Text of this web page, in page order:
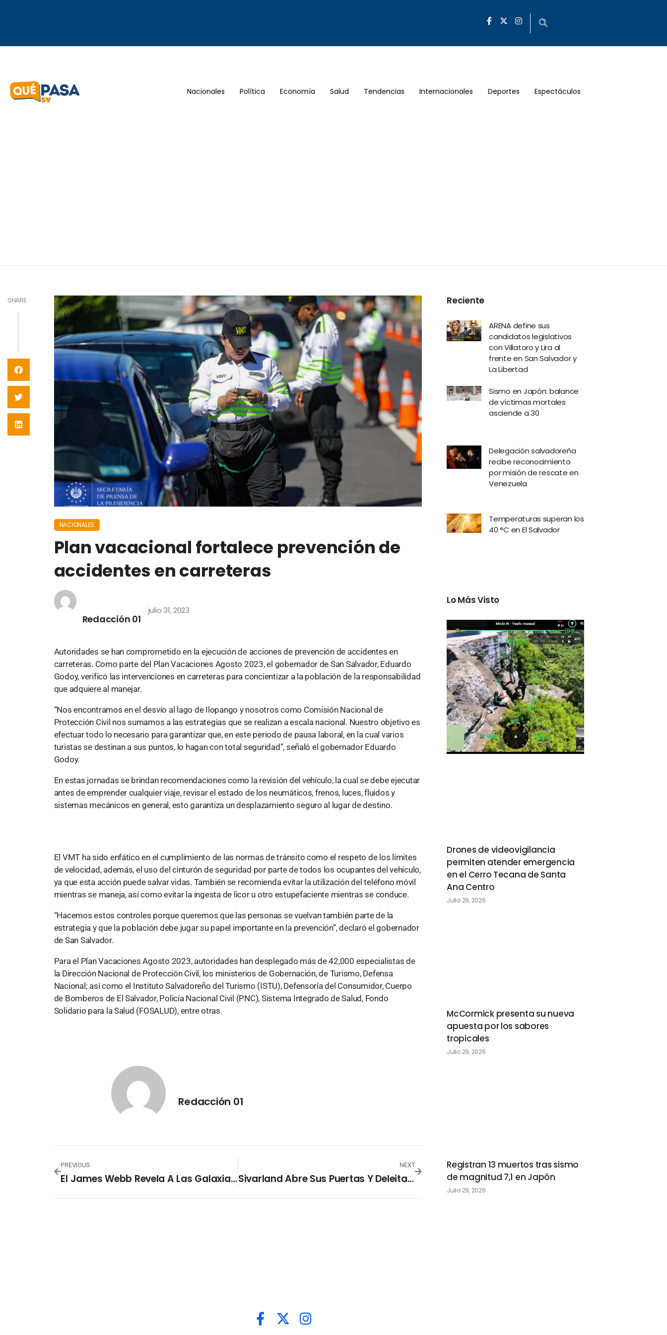
Nacionales Política Economía Salud Tendencias Internacionales Deportes Espectáculos
SHARE
NACIONALES
Plan vacacional fortalece prevención de
accidentes en carreteras
Redacción 01
julio 31, 2023
Autoridades se han comprometido en la ejecución de acciones de prevención de accidentes en
carreteras. Como parte del Plan Vacaciones Agosto 2023, el gobernador de San Salvador, Eduardo
Godoy, verificó las intervenciones en carreteras para concientizar a la población de la responsabilidad
que adquiere al manejar.
“Nos encontramos en el desvío al lago de Ilopango y nosotros como Comisión Nacional de
Protección Civil nos sumamos a las estrategias que se realizan a escala nacional. Nuestro objetivo es
efectuar todo lo necesario para garantizar que, en este periodo de pausa laboral, en la cual varios
turistas se destinan a sus puntos, lo hagan con total seguridad”, señaló el gobernador Eduardo
Godoy.
En estas jornadas se brindan recomendaciones como la revisión del vehículo, la cual se debe ejecutar
antes de emprender cualquier viaje, revisar el estado de los neumáticos, frenos, luces, fluidos y
sistemas mecánicos en general, esto garantiza un desplazamiento seguro al lugar de destino.
El VMT ha sido enfático en el cumplimiento de las normas de tránsito como el respeto de los límites
de velocidad, además, el uso del cinturón de seguridad por parte de todos los ocupantes del vehículo,
ya que esta acción puede salvar vidas. También se recomienda evitar la utilización del teléfono móvil
mientras se maneja, así como evitar la ingesta de licor u otro estupefaciente mientras se conduce.
“Hacemos estos controles porque queremos que las personas se vuelvan también parte de la
estrategia y que la población debe jugar su papel importante en la prevención”, declaró el gobernador
de San Salvador.
Para el Plan Vacaciones Agosto 2023, autoridades han desplegado más de 42,000 especialistas de
la Dirección Nacional de Protección Civil, los ministerios de Gobernación, de Turismo, Defensa
Nacional; así como el Instituto Salvadoreño del Turismo (ISTU), Defensoría del Consumidor, Cuerpo
de Bomberos de El Salvador, Policía Nacional Civil (PNC), Sistema Integrado de Salud, Fondo
Solidario para la Salud (FOSALUD), entre otras.
Redacción 01
PREVIOUS
El James Webb Revela A Las Galaxias «El Gordo» Y «La Flaca»
NEXT
Sivarland Abre Sus Puertas Y Deleita A Cientos De Familias Salvadoreñas
Reciente
ARENA define sus
candidatos legislativos
con Villatoro y Lira al
frente en San Salvador y
La Libertad
Sismo en Japón: balance
de víctimas mortales
asciende a 30
Delegación salvadoreña
recibe reconocimiento
por misión de rescate en
Venezuela
Temperaturas superan los
40 °C en El Salvador
Lo Más Visto
Drones de videovigilancia
permiten atender emergencia
en el Cerro Tecana de Santa
Ana Centro
Julio 29, 2026
McCormick presenta su nueva
apuesta por los sabores
tropicales
Julio 29, 2026
Registran 13 muertos tras sismo
de magnitud 7,1 en Japón
Julio 29, 2026